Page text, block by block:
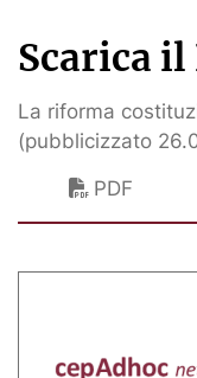
Scarica il
La riforma
(pubblicizzato
PDF